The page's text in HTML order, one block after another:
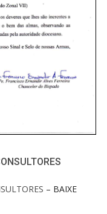
– BAIXE